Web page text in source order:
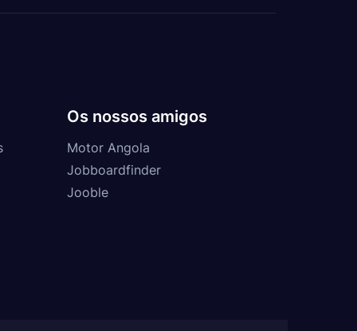
Os nossos amigos
Motor Angola
Jobboardfinder
Jooble